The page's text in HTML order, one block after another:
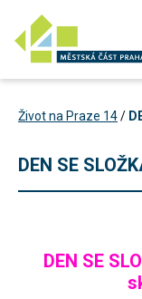
Život na Praze 14/
DEN SE
DEN SE